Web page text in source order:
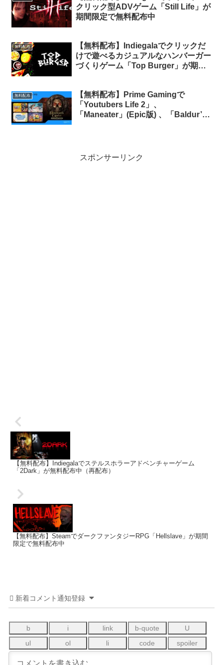
クリック型ADVゲーム「Still Life」が
期間限定で無料配布中
無料配布
【無料配布】Indiegalaでクリックだ
けで遊べるカジュアルなハンバーガー
づくりゲーム「Top Burger」が期間
無料配布
【無料配布】Prime Gamingで
「Youtubers Life 2」、
「Maneater」(Epic版) 、「Baldur’s
スポンサーリンク
【無料配布】Indiegalaでステルスホラーアドベンチャーゲーム
「2Dark」が無料配布中（再配布）
【無料配布】SteamでダークファンタジーRPG「Hellslave」が期間
限定で無料配布中
新着コメント通知登録